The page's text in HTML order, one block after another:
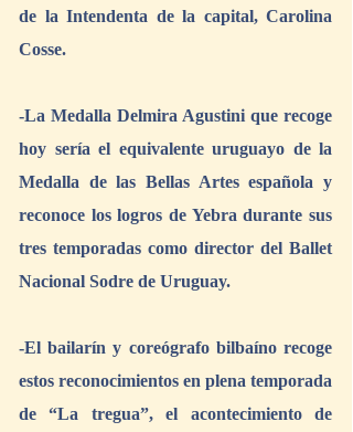
de la Intendenta de la capital, Carolina
Cosse.
-La Medalla Delmira Agustini que recoge
hoy sería el equivalente uruguayo de la
Medalla de las Bellas Artes española y
reconoce los logros de Yebra durante sus
tres temporadas como director del Ballet
Nacional Sodre de Uruguay.
-El bailarín y coreógrafo bilbaíno recoge
estos reconocimientos en plena temporada
de “La tregua”, el acontecimiento de